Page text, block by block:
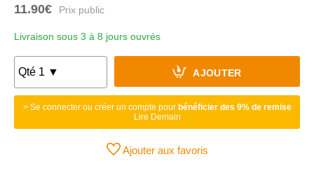
11.90€
Livraison sous 3 à 8 jours ouvrés
AJOUTER
> Se connecter ou créer un compte pour bénéficier des 9% de remise
Lire Demain
Ajouter aux favoris